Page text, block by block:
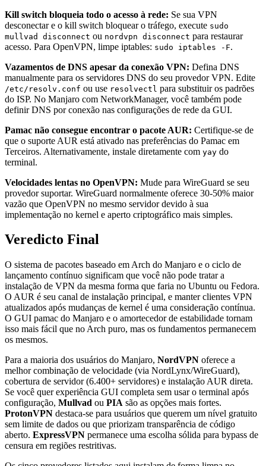
Kill switch bloqueia todo o acesso à rede: Se sua VPN
desconectar e o kill switch bloquear o tráfego, execute sudo
mullvad disconnect ou nordvpn disconnect para restaurar
acesso. Para OpenVPN, limpe iptables: sudo iptables -F.
Vazamentos de DNS apesar da conexão VPN: Defina DNS
manualmente para os servidores DNS do seu provedor VPN. Edite
/etc/resolv.conf ou use resolvectl para substituir os padrões
do ISP. No Manjaro com NetworkManager, você também pode
definir DNS por conexão nas configurações de rede da GUI.
Pamac não consegue encontrar o pacote AUR: Certifique-se de
que o suporte AUR está ativado nas preferências do Pamac em
Terceiros. Alternativamente, instale diretamente com yay do
terminal.
Velocidades lentas no OpenVPN: Mude para WireGuard se seu
provedor suportar. WireGuard normalmente oferece 30-50% maior
vazão que OpenVPN no mesmo servidor devido à sua
implementação no kernel e aperto criptográfico mais simples.
Veredicto Final
O sistema de pacotes baseado em Arch do Manjaro e o ciclo de
lançamento contínuo significam que você não pode tratar a
instalação de VPN da mesma forma que faria no Ubuntu ou Fedora.
O AUR é seu canal de instalação principal, e manter clientes VPN
atualizados após mudanças de kernel é uma consideração contínua.
O GUI pamac do Manjaro e o amortecedor de estabilidade tornam
isso mais fácil que no Arch puro, mas os fundamentos permanecem
os mesmos.
Para a maioria dos usuários do Manjaro, NordVPN oferece a
melhor combinação de velocidade (via NordLynx/WireGuard),
cobertura de servidor (6.400+ servidores) e instalação AUR direta.
Se você quer experiência GUI completa sem usar o terminal após
configuração, Mullvad ou PIA são as opções mais fortes.
ProtonVPN destaca-se para usuários que querem um nível gratuito
sem limite de dados ou que priorizam transparência de código
aberto. ExpressVPN permanece uma escolha sólida para bypass de
censura em regiões restritivas.